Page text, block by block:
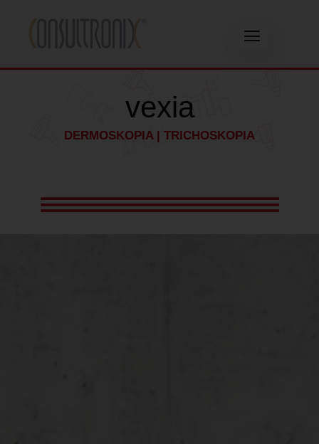
vexia
DERMOSKOPIA | TRICHOSKOPIA